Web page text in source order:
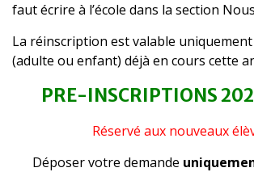
faut écrire à l’école dans la section
La réinscription est valable
(adulte ou enfant) déjà en cours cette
PRE-INSCRIPTIONS
Réservé aux nouveaux
Déposer votre demande